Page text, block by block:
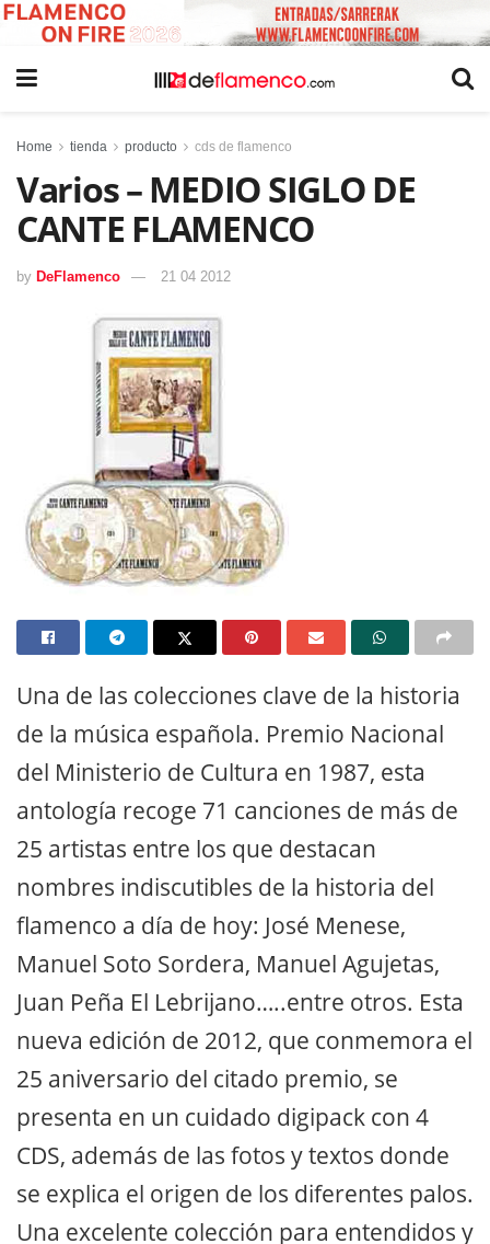
Home tienda producto cds de flamenco
Varios – MEDIO SIGLO DE
CANTE FLAMENCO
by DeFlamenco 21 04 2012
Una de las colecciones clave de la historia
de la música española. Premio Nacional
del Ministerio de Cultura en 1987, esta
antología recoge 71 canciones de más de
25 artistas entre los que destacan
nombres indiscutibles de la historia del
flamenco a día de hoy: José Menese,
Manuel Soto Sordera, Manuel Agujetas,
Juan Peña El Lebrijano…..entre otros. Esta
nueva edición de 2012, que conmemora el
25 aniversario del citado premio, se
presenta en un cuidado digipack con 4
CDS, además de las fotos y textos donde
se explica el origen de los diferentes palos.
Una excelente colección para entendidos y